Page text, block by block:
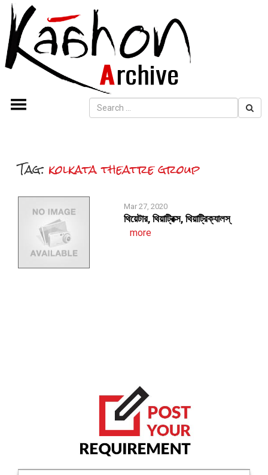
Tag:kolkata theatre group
Mar 27, 2020
থিয়েটার, থিয়াট্রিক্স, থিয়াট্রিক্যালস্
more